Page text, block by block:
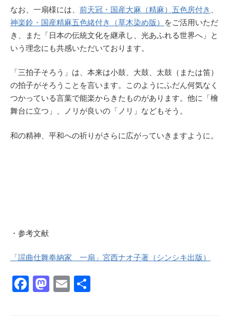
なお、一扇様には、 前天冠・国産大麻（精麻）五色房付き
神楽鈴・国産精麻五色緒付き（草木染め版）
をご活用いただ
き、また「日本の伝統文化を継承し、光あふれる世界へ」と
いう理念にも共感いただいております。
「三拍子そろう」は、本来は小鼓、大鼓、太鼓（または笛）
の拍子がそろうことを言います。このようにふだん何気なく
つかっている言葉で能楽からきたものがあります。他に「檜
舞台に立つ」、ノリが良いの「ノリ」などもそう。
和の精神、平和への祈りがさらに広がっていきますように。
・参考文献
「謡曲仕舞奉納家 一扇」宮西ナオ子著（シンシキ出版）
F
M E